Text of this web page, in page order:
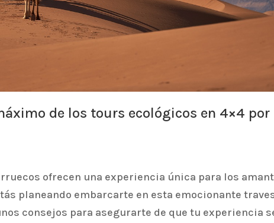
de los tours ecológicos en 4×4 por
ofrecen una experiencia única para los
planeando embarcarte en esta emocionante
consejos para asegurarte de que tu experiencia